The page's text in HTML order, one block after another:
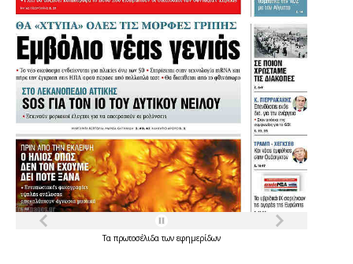
Τα πρωτοσέλιδατων εφημερίδων